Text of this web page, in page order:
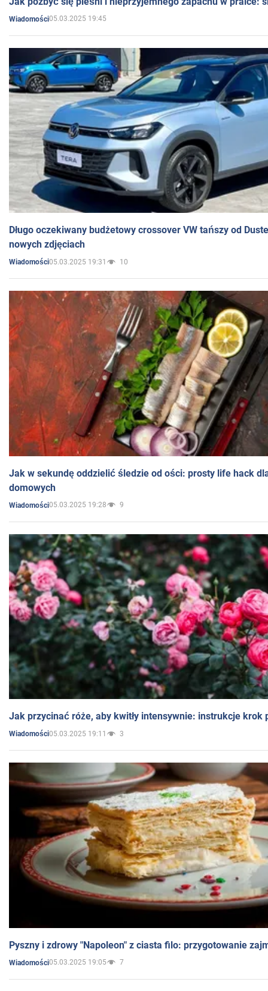
Wiadomości05.03.2025 19:45
Długo oczekiwany budżetowy crossover VW tańszy od
nowych zdjęciach
Wiadomości05.03.2025 19:31 10
Jak w sekundę oddzielić śledzie od ości: prosty life hack
domowych
Wiadomości05.03.2025 19:28 9
Jak przycinać róże, aby kwitły intensywnie: instrukcje krok
Wiadomości05.03.2025 19:11 3
Pyszny i zdrowy "Napoleon" z ciasta filo: przygotowanie
Wiadomości05.03.2025 19:05 7